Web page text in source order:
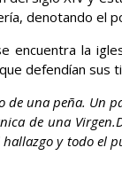
denotando el
encuentra la
que defendían sus
una peña. Un
de una Virgen.
y todo el